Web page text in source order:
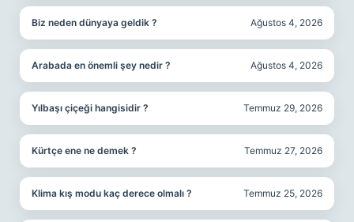
Biz neden dünyaya geldik ? Ağustos 4, 2026
Arabada en önemli şey nedir ? Ağustos 4, 2026
Yılbaşı çiçeği hangisidir ? Temmuz 29, 2026
Kürtçe ene ne demek ? Temmuz 27, 2026
Klima kış modu kaç derece olmalı ? Temmuz 25, 2026